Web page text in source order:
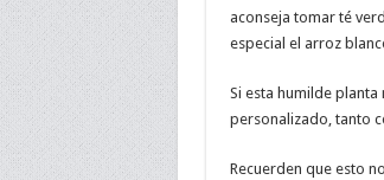
aconseja tomar té
especial el arroz
Si esta humilde
personalizado, tanto
Recuerden que esto